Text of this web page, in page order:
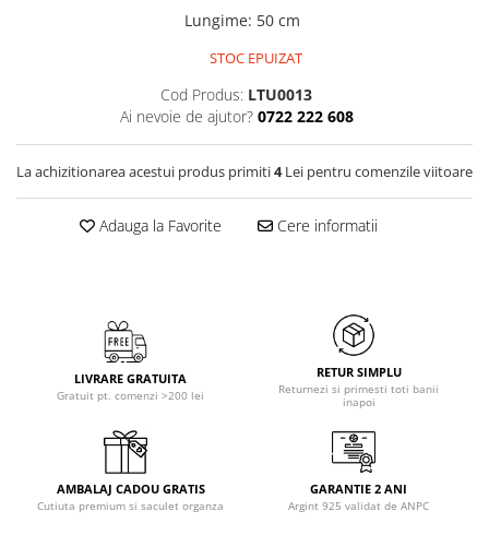
Lungime: 50 cm
STOC EPUIZAT
Cod Produs: LTU0013
Ai nevoie de ajutor? 0722 222 608
La achizitionarea acestui produs primiti4Lei pentru comenzile viitoare
Adauga la Favorite Cere informatii
LIVRARE GRATUITA
Gratuit pt. comenzi >200 lei
RETUR SIMPLU
Returnezi si primesti toti banii
inapoi
AMBALAJ CADOU GRATIS
Cutiuta premium si saculet organza
GARANTIE 2 ANI
Argint 925 validat de ANPC